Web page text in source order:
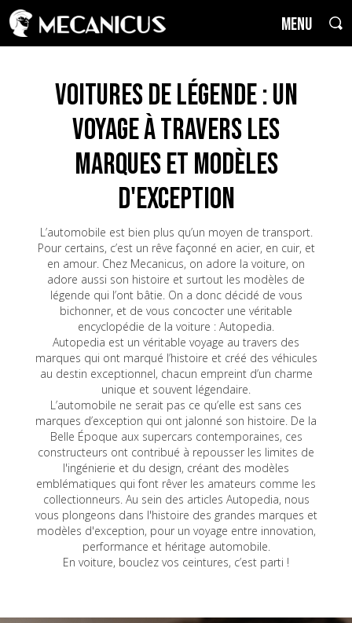
MENU
Voitures de Légende : un
voyage à travers les
marques et modèles
d'exception
L’automobile est bien plus qu’un moyen de transport.
Pour certains, c’est un rêve façonné en acier, en cuir, et
en amour. Chez Mecanicus, on adore la voiture, on
adore aussi son histoire et surtout les modèles de
légende qui l’ont bâtie. On a donc décidé de vous
bichonner, et de vous concocter une véritable
encyclopédie de la voiture : Autopedia.
Autopedia est un véritable voyage au travers des
marques qui ont marqué l’histoire et créé des véhicules
au destin exceptionnel, chacun empreint d’un charme
unique et souvent légendaire.
L’automobile ne serait pas ce qu’elle est sans ces
marques d’exception qui ont jalonné son histoire. De la
Belle Époque aux supercars contemporaines, ces
constructeurs ont contribué à repousser les limites de
l'ingénierie et du design, créant des modèles
emblématiques qui font rêver les amateurs comme les
collectionneurs. Au sein des articles Autopedia, nous
vous plongeons dans l'histoire des grandes marques et
modèles d'exception, pour un voyage entre innovation,
performance et héritage automobile.
En voiture, bouclez vos ceintures, c’est parti !